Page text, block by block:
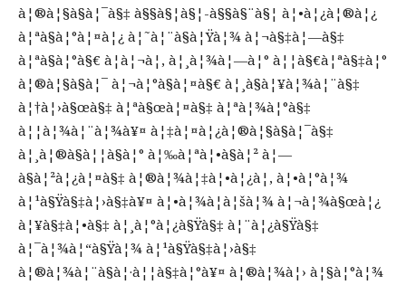
à¦®à¦§à§à¦¯à§‡ à§§à§¦à§¦-à§§à§¨à§¦ à¦•à¦¿à¦®à¦¿
à¦ªà§à¦°à¦¤à¦¿ à¦˜à¦¨à§à¦Ÿà¦¾ à¦¬à§‡à¦—à§‡
à¦ªà§à¦°à§€ à¦à¦¬à¦‚ à¦¸à¦¾à¦—à¦° à¦¦à§€à¦ªà§‡à¦°
à¦®à¦§à§à¦¯ à¦¬à¦°à§à¦¤à§€ à¦¸à§à¦¥à¦¾à¦¨à§‡
à¦†à¦›à§œà§‡ à¦ªà§œà¦¤à§‡ à¦ªà¦¾à¦°à§‡
à¦¦à¦¾à¦¨à¦¾à¥¤ à¦‡à¦¤à¦¿à¦®à¦§à§à¦¯à§‡
à¦¸à¦®à§à¦¦à§à¦° à¦‰à¦ªà¦•à§à¦² à¦—
à§à¦²à¦¿à¦¤à§‡ à¦®à¦¾à¦‡à¦•à¦¿à¦‚ à¦•à¦°à¦¾
à¦¹à§Ÿà§‡à¦›à§‡à¥¤ à¦•à¦¾à¦à¦šà¦¾ à¦¬à¦¾à§œà¦¿
à¦¥à§‡à¦•à§‡ à¦¸à¦°à¦¿à§Ÿà§‡ à¦¨à¦¿à§Ÿà§‡
à¦¯à¦¾à¦“à§Ÿà¦¾ à¦¹à§Ÿà§‡à¦›à§‡
à¦®à¦¾à¦¨à§à¦·à¦¦à§‡à¦°à¥¤ à¦®à¦¾à¦› à¦§à¦°à¦¾